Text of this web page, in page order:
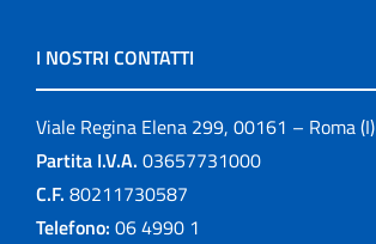
I NOSTRI CONTATTI
Viale Regina Elena 299, 00161 – Roma (I)
Partita I.V.A. 03657731000
C.F. 80211730587
Telefono: 06 4990 1